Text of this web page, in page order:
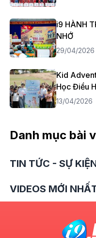
i9 HÀNH
NHỚ
29/04/2026
Kid
Học Điều
13/04/2026
Danh mục bài
TIN TỨC - SỰ
VIDEOS MỚI